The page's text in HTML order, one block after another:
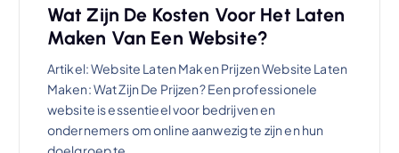
Wat Zijn De Kosten Voor Het Laten
Maken Van Een Website?
Artikel: Website Laten Maken Prijzen Website Laten
Maken: Wat Zijn De Prijzen? Een professionele
website is essentieel voor bedrijven en
ondernemers om online aanwezig te zijn en hun